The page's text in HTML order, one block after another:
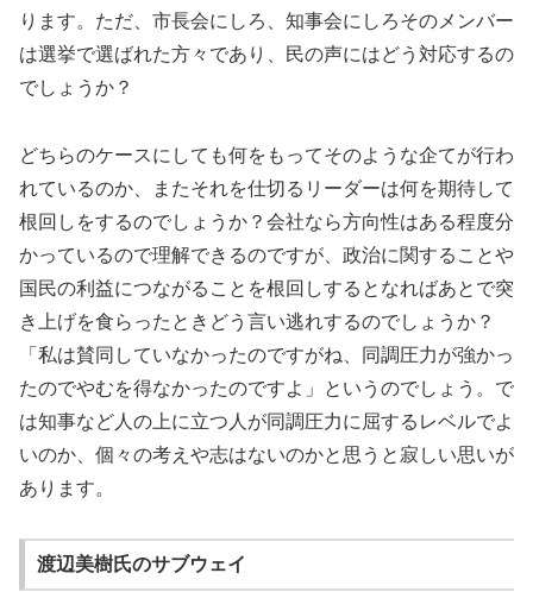
ります。ただ、市長会にしろ、知事会にしろそのメンバー
は選挙で選ばれた方々であり、民の声にはどう対応するの
でしょうか？
どちらのケースにしても何をもってそのような企てが行わ
れているのか、またそれを仕切るリーダーは何を期待して
根回しをするのでしょうか？会社なら方向性はある程度分
かっているので理解できるのですが、政治に関することや
国民の利益につながることを根回しするとなればあとで突
き上げを食らったときどう言い逃れするのでしょうか？
「私は賛同していなかったのですがね、同調圧力が強かっ
たのでやむを得なかったのですよ」というのでしょう。で
は知事など人の上に立つ人が同調圧力に屈するレベルでよ
いのか、個々の考えや志はないのかと思うと寂しい思いが
あります。
渡辺美樹氏のサブウェイ